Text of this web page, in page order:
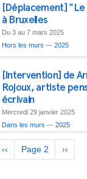
[Déplacement] "Le
à Bruxelles
Du 3 au 7 mars 2025
Hors les murs — 2025
[Intervention] de
Rojoux, artiste
écrivain
Mercredi 29 janvier 2025
Dans les murs — 2025
Pagination
Previous
page
‹‹ Page 2
Next
page
››